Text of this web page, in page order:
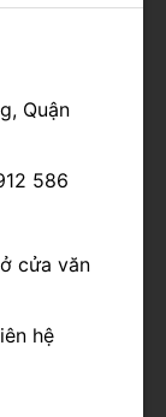
Quận
586
cửa văn
hệ